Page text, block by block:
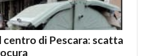
di Pescara: scatta